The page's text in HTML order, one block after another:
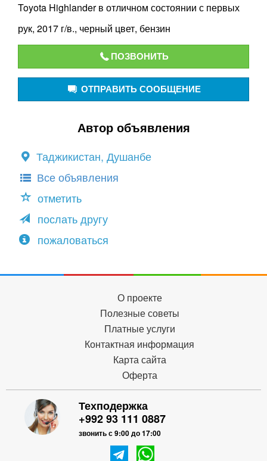
Toyota Highlander в отличном состоянии с первых
рук, 2017 г/в., черный цвет, бензин
ПОЗВОНИТЬ
ОТПРАВИТЬ СООБЩЕНИЕ
Автор объявления
Таджикистан, Душанбе
Все объявления
отметить
послать другу
пожаловаться
О проекте
Полезные советы
Платные услуги
Контактная информация
Карта сайта
Оферта
Техподержка
+992 93 111 0887
звонить с 9:00 до 17:00